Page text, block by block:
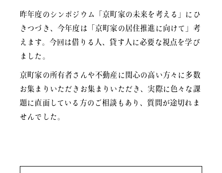
昨年度のシンポジウム「京町家の未来を考える」にひ
きつづき、今年度は「京町家の居住推進に向けて」考
えます。今回は借りる人、貸す人に必要な視点を学び
ました。
京町家の所有者さんや不動産に関心の高い方々に多数
お集まりいただきお集まりいただき、実際に色々な課
題に直面している方のご相談もあり、質問が途切れま
せんでした。